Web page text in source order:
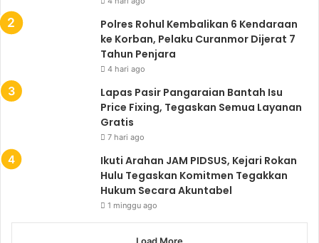
Polres Rohul Kembalikan 6 Kendaraan
ke Korban, Pelaku Curanmor Dijerat 7
Tahun Penjara
4 hari ago
Lapas Pasir Pangaraian Bantah Isu
Price Fixing, Tegaskan Semua Layanan
Gratis
7 hari ago
Ikuti Arahan JAM PIDSUS, Kejari Rokan
Hulu Tegaskan Komitmen Tegakkan
Hukum Secara Akuntabel
1 minggu ago